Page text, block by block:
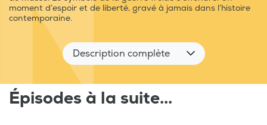
moment d’espoir et de liberté, gravé à jamais dans l’histoire
contemporaine.
Description complète
Épisodes à la suite...